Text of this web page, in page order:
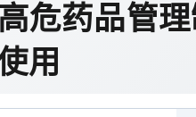
危药品管
用